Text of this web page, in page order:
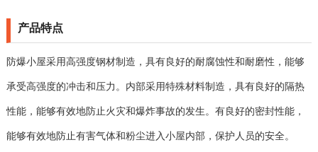
产品特点
防爆小屋采用高强度钢材制造，具有良好的耐腐蚀性和耐磨性，能够
承受高强度的冲击和压力。内部采用特殊材料制造，具有良好的隔热
性能，能够有效地防止火灾和爆炸事故的发生。有良好的密封性能，
能够有效地防止有害气体和粉尘进入小屋内部，保护人员的安全。